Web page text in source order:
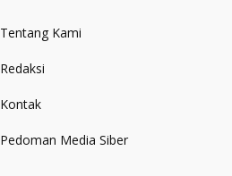
Tentang Kami
Redaksi
Kontak
Pedoman Media Siber